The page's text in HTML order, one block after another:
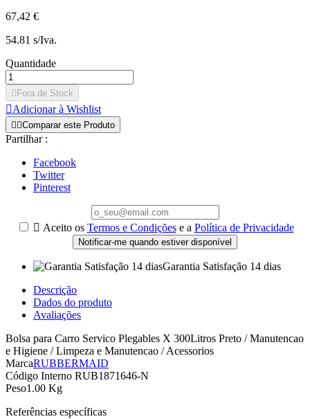
67,42 €
54.81 s/Iva.
Quantidade
 Fora de Stock
Adicionar à Wishlist
 Comparar este Produto
Partilhar :
Facebook
Twitter
Pinterest
 Aceito os Termos e Condiçõese a Política de Privacidade
Notificar-me quando estiver disponível
Garantia Satisfação 14 dias
Descrição
Dados do produto
Avaliações
Bolsa para Carro Servico Plegables X 300Litros Preto / Manutencao
e Higiene / Limpeza e Manutencao / Acessorios
MarcaRUBBERMAID
Código Interno RUB1871646-N
Peso1.00 Kg
Referências específicas